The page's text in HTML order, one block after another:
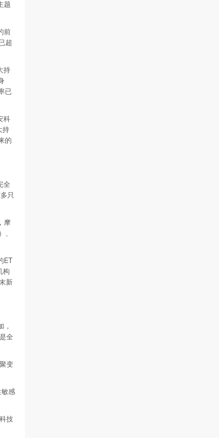
题
前
超
持
已
科
持
的
全
只
摩
ET
构
新
全
变
感
技